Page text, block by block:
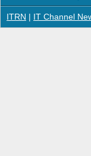
ITRN IT Channel